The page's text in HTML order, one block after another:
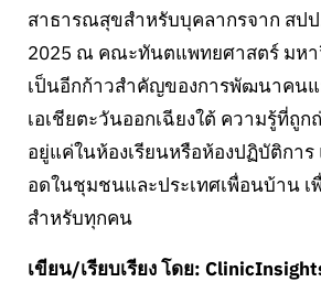
สาธารณสุขสำหรับบุคลากรจาก สป
2025 ณ คณะทันตแพทยศาสตร์ มห
เป็นอีกก้าวสำคัญของการพัฒนาคน
เอเชียตะวันออกเฉียงใต้ ความรู้ที่ถู
อยู่แค่ในห้องเรียนหรือห้องปฏิบัติกา
อดในชุมชนและประเทศเพื่อนบ้าน เ
สำหรับทุกคน
เขียน/เรียบเรียง โดย: